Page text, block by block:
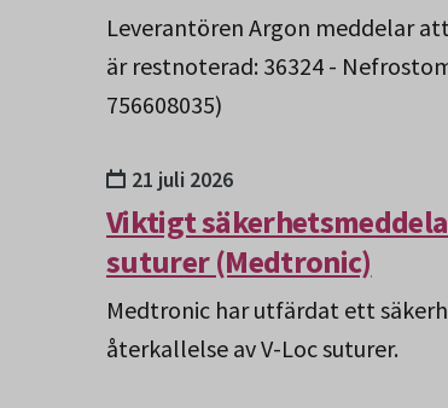
Leverantören Argon meddelar
är restnoterad: 36324 -
756608035)
Viktigt
suturer (Medtronic)
21 juli 2026
Medtronic har utfärdat ett
återkallelse av V-Loc suturer.